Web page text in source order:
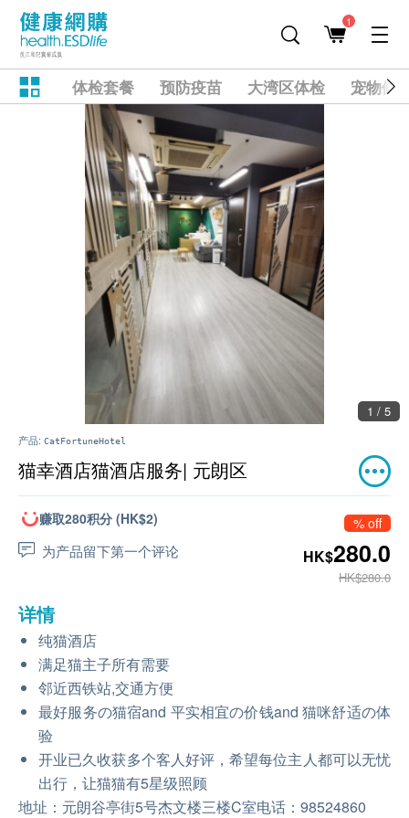
1
体检套餐 预防疫苗 大湾区体检 宠物健
1 / 5
产品: CatFortuneHotel
猫幸酒店猫酒店服务| 元朗区
赚取280积分 (HK$2)
为产品留下第一个评论
% off
HK$280.0
HK$280.0
详情
纯猫酒店
满足猫主子所有需要
邻近西铁站,交通方便
最好服务の猫宿and 平实相宜の价钱and 猫咪舒适の体
验
开业已久收获多个客人好评，希望每位主人都可以无忧
出行，让猫猫有5星级照顾
地址：元朗谷亭街5号杰文楼三楼C室电话：98524860